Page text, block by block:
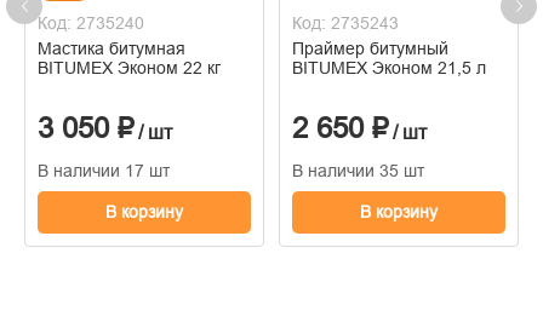
Код: 2735240
Мастика битумная
BITUMEX Эконом 22 кг
3 050 ₽/ шт
В наличии 17 шт
В корзину
Код: 2735243
Праймер битумный
BITUMEX Эконом 21,5 л
2 650 ₽/ шт
В наличии 35 шт
В корзину